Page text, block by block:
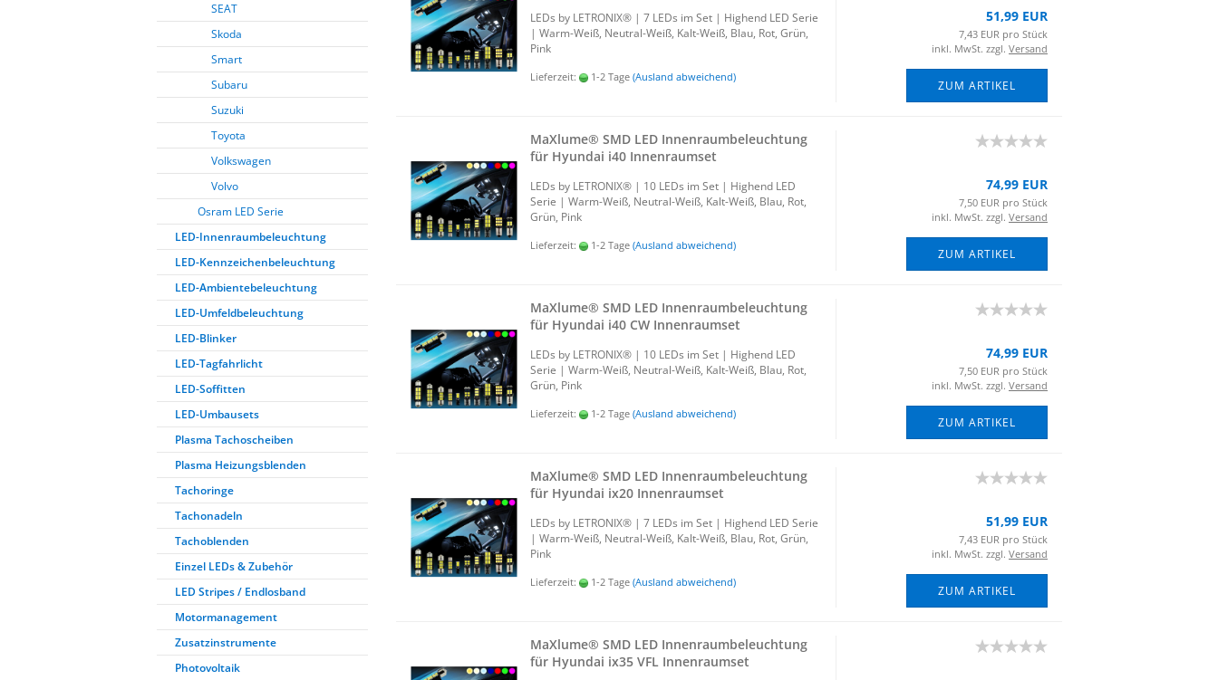
LEDs by LE­TRO­NIX® | 7 LEDs im Set | Hig­h­end LED Serie
| Warm-​Weiß, Neutral-​Weiß, Kalt-​Weiß, Blau, Rot, Grün,
Pink
Lieferzeit: 1-2 Tage (Ausland abweichend)
51,99 EUR
7,43 EUR pro Stück
inkl. MwSt. zzgl. Versand
ZUM ARTIKEL
MaXlu­me® SMD LED In­nen­raum­be­leuch­tung
für Hyundai i40 In­nen­ra­um­set
LEDs by LE­TRO­NIX® | 10 LEDs im Set | Hig­h­end LED
Serie | Warm-​Weiß, Neutral-​Weiß, Kalt-​Weiß, Blau, Rot,
Grün, Pink
Lieferzeit: 1-2 Tage (Ausland abweichend)
74,99 EUR
7,50 EUR pro Stück
inkl. MwSt. zzgl. Versand
ZUM ARTIKEL
MaXlu­me® SMD LED In­nen­raum­be­leuch­tung
für Hyundai i40 CW In­nen­ra­um­set
LEDs by LE­TRO­NIX® | 10 LEDs im Set | Hig­h­end LED
Serie | Warm-​Weiß, Neutral-​Weiß, Kalt-​Weiß, Blau, Rot,
Grün, Pink
Lieferzeit: 1-2 Tage (Ausland abweichend)
74,99 EUR
7,50 EUR pro Stück
inkl. MwSt. zzgl. Versand
ZUM ARTIKEL
MaXlu­me® SMD LED In­nen­raum­be­leuch­tung
für Hyundai ix20 In­nen­ra­um­set
LEDs by LE­TRO­NIX® | 7 LEDs im Set | Hig­h­end LED Serie
| Warm-​Weiß, Neutral-​Weiß, Kalt-​Weiß, Blau, Rot, Grün,
Pink
Lieferzeit: 1-2 Tage (Ausland abweichend)
51,99 EUR
7,43 EUR pro Stück
inkl. MwSt. zzgl. Versand
ZUM ARTIKEL
MaXlu­me® SMD LED In­nen­raum­be­leuch­tung
für Hyundai ix35 VFL In­nen­ra­um­set
SEAT
Skoda
Smart
Subaru
Suzuki
Toyota
Volkswagen
Volvo
Osram LED Serie
LED-Innenraumbeleuchtung
LED-Kennzeichenbeleuchtung
LED-Ambientebeleuchtung
LED-Umfeldbeleuchtung
LED-Blinker
LED-Tagfahrlicht
LED-Soffitten
LED-Umbausets
Plasma Tachoscheiben
Plasma Heizungsblenden
Tachoringe
Tachonadeln
Tachoblenden
Einzel LEDs & Zubehör
LED Stripes / Endlosband
Motormanagement
Zusatzinstrumente
Photovoltaik